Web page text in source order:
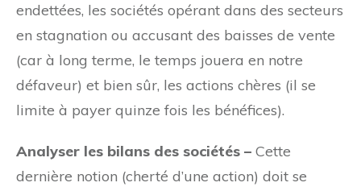
endettées, les sociétés opérant dans des secteurs
en stagnation ou accusant des baisses de vente
(car à long terme, le temps jouera en notre
défaveur) et bien sûr, les actions chères (il se
limite à payer quinze fois les bénéfices).
Analyser les bilans des sociétés – Cette
dernière notion (cherté d’une action) doit se